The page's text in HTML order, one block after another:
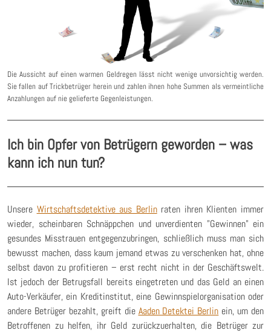
Die Aussicht auf einen warmen Geldregen lässt nicht wenige unvorsichtig werden.
Sie fallen auf Trickbetrüger herein und zahlen ihnen hohe Summen als vermeintliche
Anzahlungen auf nie gelieferte Gegenleistungen.
Ich bin Opfer von Betrügern geworden – was
kann ich nun tun?
Unsere Wirtschaftsdetektive aus Berlinraten ihren Klienten immer
wieder, scheinbaren Schnäppchen und unverdienten "Gewinnen" ein
gesundes Misstrauen entgegenzubringen, schließlich muss man sich
bewusst machen, dass kaum jemand etwas zu verschenken hat, ohne
selbst davon zu profitieren – erst recht nicht in der Geschäftswelt.
Ist jedoch der Betrugsfall bereits eingetreten und das Geld an einen
Auto-Verkäufer, ein Kreditinstitut, eine Gewinnspielorganisation oder
andere Betrüger bezahlt, greift die Aaden Detektei Berlin ein, um den
Betroffenen zu helfen, ihr Geld zurückzuerhalten, die Betrüger zur